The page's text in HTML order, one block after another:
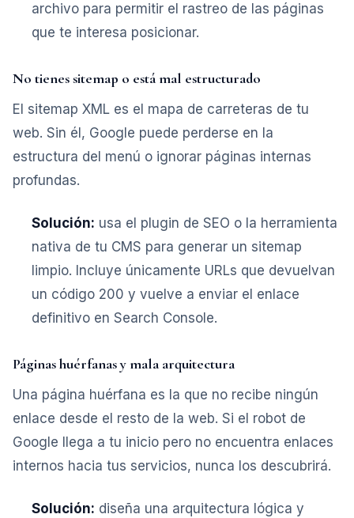
archivo para permitir el rastreo de las páginas
que te interesa posicionar.
No tienes sitemap o está mal estructurado
El sitemap XML es el mapa de carreteras de tu
web. Sin él, Google puede perderse en la
estructura del menú o ignorar páginas internas
profundas.
Solución: usa el plugin de SEO o la herramienta
nativa de tu CMS para generar un sitemap
limpio. Incluye únicamente URLs que devuelvan
un código 200 y vuelve a enviar el enlace
definitivo en Search Console.
Páginas huérfanas y mala arquitectura
Una página huérfana es la que no recibe ningún
enlace desde el resto de la web. Si el robot de
Google llega a tu inicio pero no encuentra enlaces
internos hacia tus servicios, nunca los descubrirá.
Solución: diseña una arquitectura lógica y